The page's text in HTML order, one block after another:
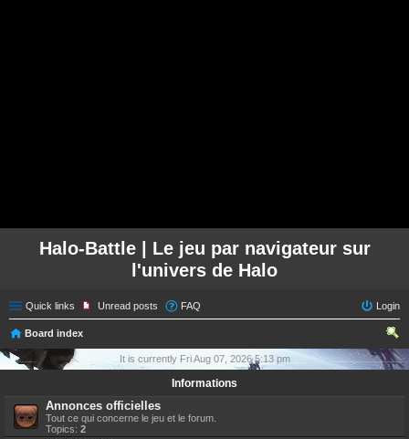
Halo-Battle | Le jeu par navigateur sur
l'univers de Halo
Quick links Unread posts FAQ Login
Board index
ear
It is currently Fri Aug 07, 2026 5:13 pm
Informations
Annonces officielles
Tout ce qui concerne le jeu et le forum.
Topics: 2